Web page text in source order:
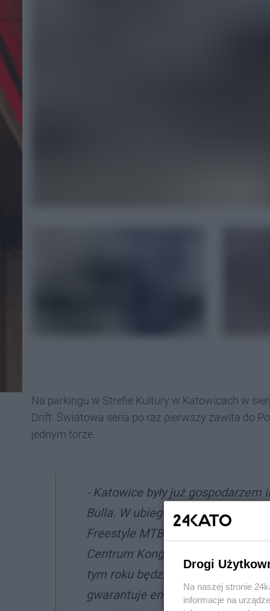
Na parkingu w Strefie Kultury w Katowicach w
Drift. Światowa seria po raz pierwszy zawita do
jednym torze.
- Katowice były już
Bulla. W ubiegłym roku był to Red
Freestyle MTB. Unikalna trasa
Centrum Kongresowego, a
tym roku będzie to coś dla
gwarantuje emocje na
Drogi
Na naszej stronie
informacje na